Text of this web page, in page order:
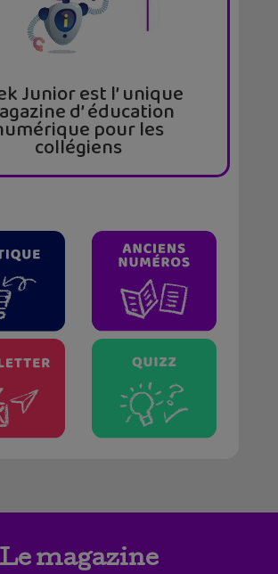
Junior est l’ unique
d’ éducation
pour les
collégiens
Le magazine